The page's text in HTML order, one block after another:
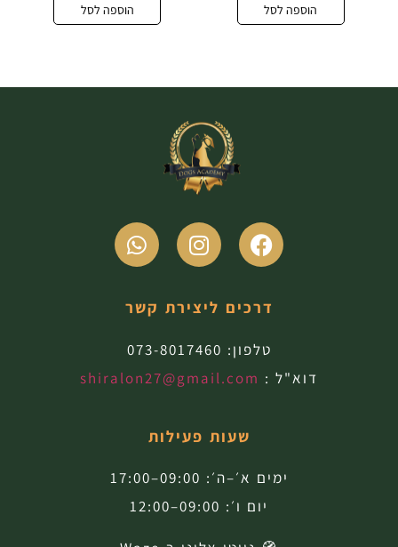
הוספה לסל הוספה לסל
דרכים ליצירת קשר
טלפון: 073-8017460
דוא"ל : shiralon27@gmail.com
שעות פעילות
ימים א׳–ה׳: 09:00–17:00
יום ו׳: 09:00–12:00